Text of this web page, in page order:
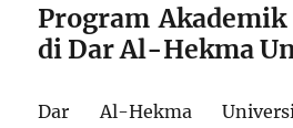
Program
di Dar Al-Hekma
Dar Al-Hekma